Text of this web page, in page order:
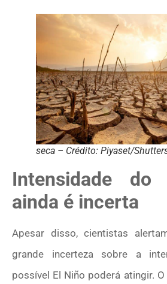
seca – Crédito: Piyaset/
Intensidade do
ainda é incerta
Apesar disso, cientistas
grande incerteza sobre a
possível El Niño poderá atingir.